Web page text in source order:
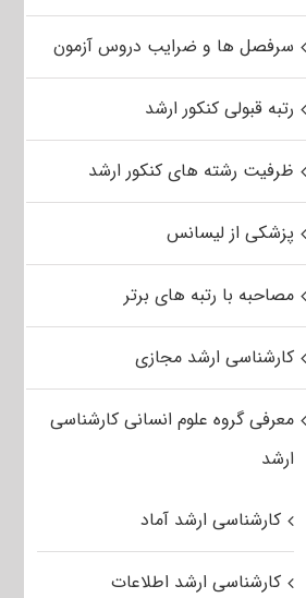
سرفصل ها و ضرایب دروس آزمون
رتبه قبولی کنکور ارشد
ظرفیت رشته های کنکور ارشد
پزشکی از لیسانس
مصاحبه با رتبه های برتر
کارشناسی ارشد مجازی
معرفی گروه علوم انسانی کارشناسی
ارشد
کارشناسی ارشد آماد
کارشناسی ارشد اطلاعات